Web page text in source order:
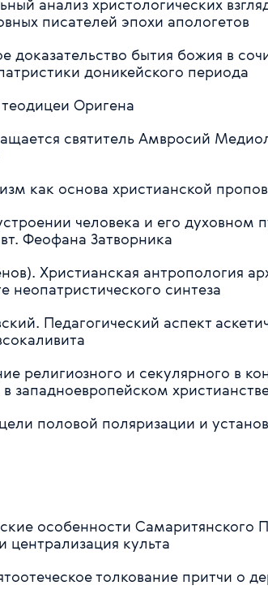
анализ христологических
писателей эпохи апологетов
доказательство бытия божия в
доникейского периода
Оригена
святитель Амвросий
как основа христианской
человека и его духовном
Феофана Затворника
Христианская антропология
неопатристического синтеза
Педагогический аспект
религиозного и секулярного в
западноевропейском
половой поляризации и
особенности Самаритянского
централизация культа
толкование притчи о